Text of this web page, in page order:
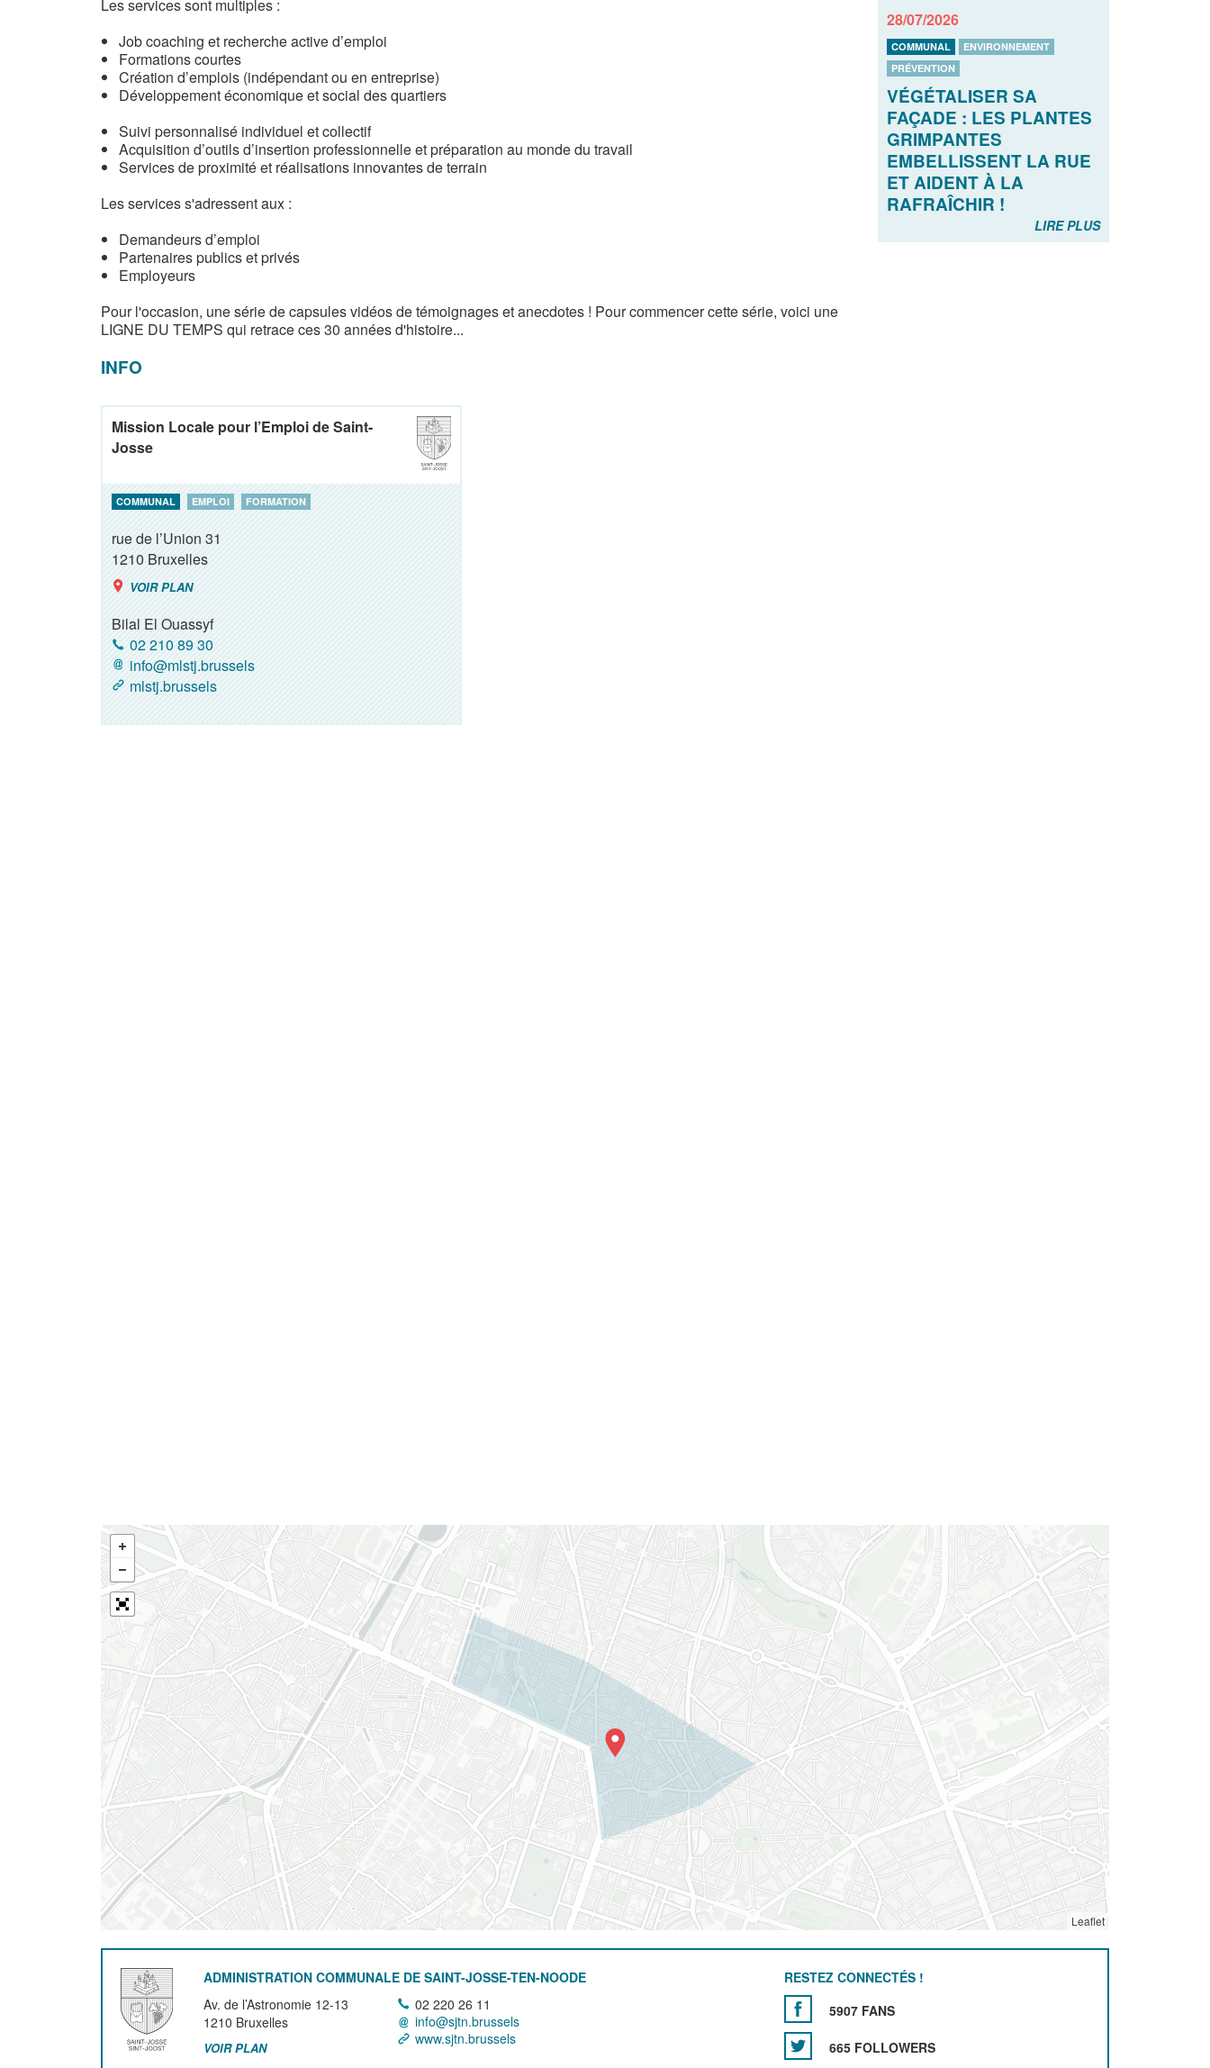
Les services sont multiples :
Job coaching et recherche active d’emploi
Formations courtes
Création d’emplois (indépendant ou en entreprise)
Développement économique et social des quartiers
Suivi personnalisé individuel et collectif
Acquisition d’outils d’insertion professionnelle et préparation au monde du travail
Services de proximité et réalisations innovantes de terrain
Les services s'adressent aux :
Demandeurs d’emploi
Partenaires publics et privés
Employeurs
Pour l'occasion, une série de capsules vidéos de témoignages et anecdotes ! Pour commencer cette série, voici une
LIGNE DU TEMPS qui retrace ces 30 années d'histoire...
INFO
Mission Locale pour l’Emploi de Saint-
Josse
COMMUNAL EMPLOI FORMATION
rue de l’Union 31
1210Bruxelles
VOIR PLAN
Bilal El Ouassyf
02 210 89 30
info@mlstj.brussels
mlstj.brussels
28/07/2026
COMMUNAL
ENVIRONNEMENT
PRÉVENTION
VÉGÉTALISER SA
FAÇADE : LES PLANTES
GRIMPANTES
EMBELLISSENT LA RUE
ET AIDENT À LA
RAFRAÎCHIR !
LIRE PLUS
Leaflet
ADMINISTRATION COMMUNALE DE SAINT-JOSSE-TEN-NOODE
Av. de l’Astronomie 12-13
1210 Bruxelles
VOIR PLAN
02 220 26 11
info@sjtn.brussels
www.sjtn.brussels
RESTEZ CONNECTÉS !
5907 FANS
665 FOLLOWERS